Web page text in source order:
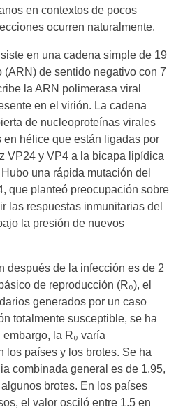
en contextos de pocos
ocurren naturalmente.
en una cadena simple de 19
(ARN) de sentido negativo con 7
la ARN polimerasa viral
en el virión. La cadena
de nucleoproteínas virales
en hélice que están ligadas por
VP24 y VP4 a la bicapa lipídica
Hubo una rápida mutación del
que planteó preocupación sobre
las respuestas inmunitarias del
la presión de nuevos
después de la infección es de 2
de reproducción (R₀), el
generados por un caso
totalmente susceptible, se ha
la R₀ varía
los países y los brotes. Se ha
combinada general es de 1.95,
brotes. En los países
el valor osciló entre 1.5 en